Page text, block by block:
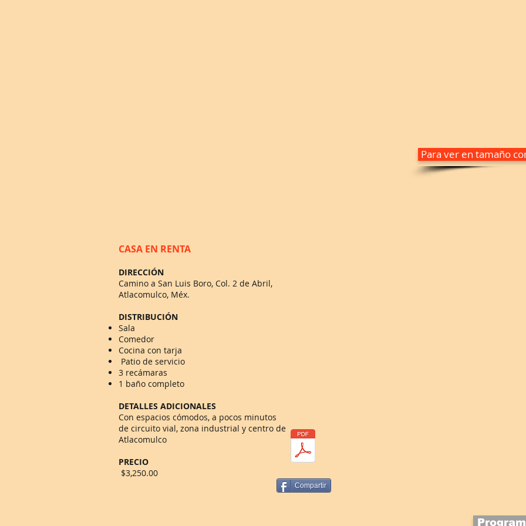
Para ver en tamaño
CASA EN RENTA
DIRECCIÓN
Camino a San Luis Boro, Col. 2 de Abril,
Atlacomulco, Méx.
DISTRIBUCIÓN
Sala
Comedor
Cocina con tarja
Patio de servicio
3 recámaras
1 baño completo​
DETALLES ADICIONALES
Con espacios cómodos, a pocos minutos
de circuito vial, zona industrial y centro de
Atlacomulco​
PRECIO
$3,250.00
Compartir